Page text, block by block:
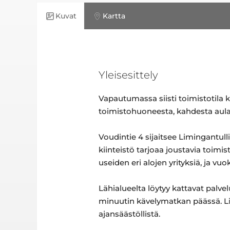
Kuvat Kartta
Yleisesittely
Vapautumassa siisti toimistotila
toimistohuoneesta, kahdesta
Voudintie 4 sijaitsee
kiinteistö tarjoaa joustavia
useiden eri alojen yrityksiä, ja
Lähialueelta löytyy kattavat
minuutin kävelymatkan päässä.
ajansäästöllistä.